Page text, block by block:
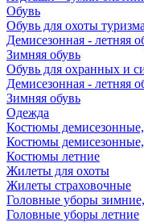
Обувь
Обувь для охоты
Демисезонная - летняя
Зимняя обувь
Обувь для охранных и
Демисезонная - летняя
Зимняя обувь
Одежда
Костюмы
Костюмы
Костюмы летние
Жилеты для охоты
Жилеты страховочные
Головные уборы
Головные уборы летние